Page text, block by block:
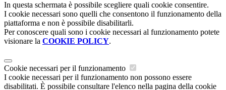
In questa schermata è possibile scegliere quali cookie consentire.
I cookie necessari sono quelli che consentono il funzionamento della
piattaforma e non è possibile disabilitarli.
Per conoscere quali sono i cookie necessari al funzionamento potete
visionare la COOKIE POLICY.
Cookie necessari per il funzionamento
I cookie necessari per il funzionamento non possono essere
disabilitati. È possibile consultare l'elenco nella pagina della cookie